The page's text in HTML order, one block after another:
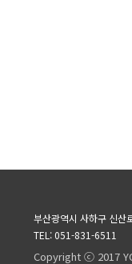
부산광역시 사하구 신산
TEL: 051-831-6511
Copyright ⓒ 2017